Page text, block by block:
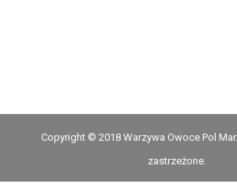
Copyright © 2018 Warzywa Owoce Pol
zastrzeżone.